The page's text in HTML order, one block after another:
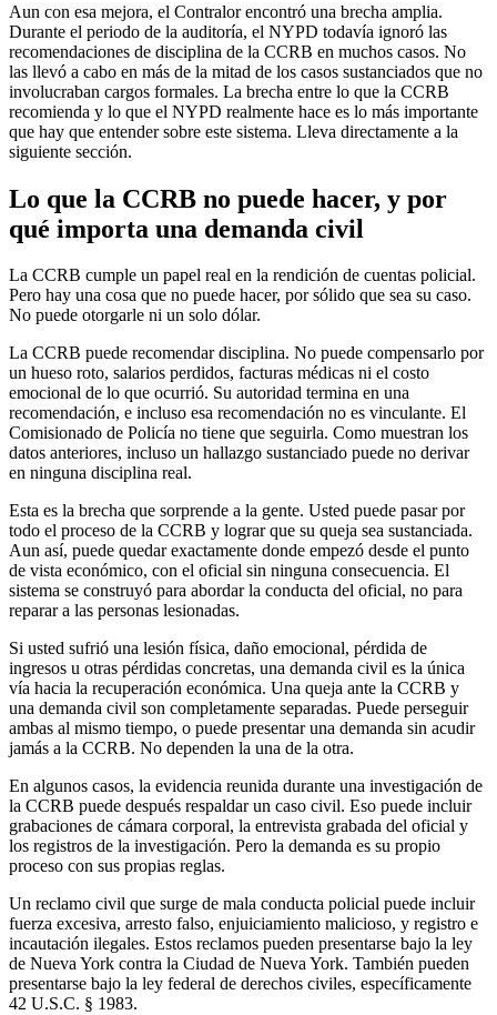
Aun con esa mejora, el Contralor encontró una brecha amplia.
Durante el periodo de la auditoría, el NYPD todavía ignoró las
recomendaciones de disciplina de la CCRB en muchos casos. No
las llevó a cabo en más de la mitad de los casos sustanciados que no
involucraban cargos formales. La brecha entre lo que la CCRB
recomienda y lo que el NYPD realmente hace es lo más importante
que hay que entender sobre este sistema. Lleva directamente a la
siguiente sección.
Lo que la CCRB no puede hacer, y por
qué importa una demanda civil
La CCRB cumple un papel real en la rendición de cuentas policial.
Pero hay una cosa que no puede hacer, por sólido que sea su caso.
No puede otorgarle ni un solo dólar.
La CCRB puede recomendar disciplina. No puede compensarlo por
un hueso roto, salarios perdidos, facturas médicas ni el costo
emocional de lo que ocurrió. Su autoridad termina en una
recomendación, e incluso esa recomendación no es vinculante. El
Comisionado de Policía no tiene que seguirla. Como muestran los
datos anteriores, incluso un hallazgo sustanciado puede no derivar
en ninguna disciplina real.
Esta es la brecha que sorprende a la gente. Usted puede pasar por
todo el proceso de la CCRB y lograr que su queja sea sustanciada.
Aun así, puede quedar exactamente donde empezó desde el punto
de vista económico, con el oficial sin ninguna consecuencia. El
sistema se construyó para abordar la conducta del oficial, no para
reparar a las personas lesionadas.
Si usted sufrió una lesión física, daño emocional, pérdida de
ingresos u otras pérdidas concretas, una demanda civil es la única
vía hacia la recuperación económica. Una queja ante la CCRB y
una demanda civil son completamente separadas. Puede perseguir
ambas al mismo tiempo, o puede presentar una demanda sin acudir
jamás a la CCRB. No dependen la una de la otra.
En algunos casos, la evidencia reunida durante una investigación de
la CCRB puede después respaldar un caso civil. Eso puede incluir
grabaciones de cámara corporal, la entrevista grabada del oficial y
los registros de la investigación. Pero la demanda es su propio
proceso con sus propias reglas.
Un reclamo civil que surge de mala conducta policial puede incluir
fuerza excesiva, arresto falso, enjuiciamiento malicioso, y registro e
incautación ilegales. Estos reclamos pueden presentarse bajo la ley
de Nueva York contra la Ciudad de Nueva York. También pueden
presentarse bajo la ley federal de derechos civiles, específicamente
42 U.S.C. § 1983.